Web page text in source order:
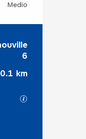
Medio
6
km
Los archivos